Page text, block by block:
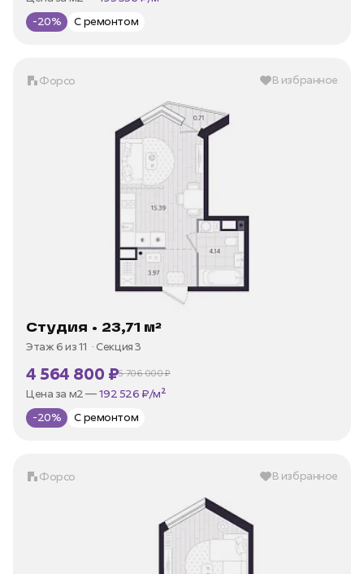
Цена за м2 —
-20% С ремонтом
Форсо В избранное
Студия • 23,71 м²
Этаж 6 из 11 Секция 3
4 564 800 ₽5 706 000 ₽
В ипотеку —от 21 895 ₽/мес
Цена за м2 —
-20% С ремонтом
Форсо В избранное